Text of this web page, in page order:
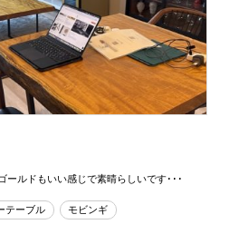
ールドもいい感じで素晴らしいです･･･
テーブル モビンギ